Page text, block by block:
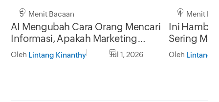
5 Menit Bacaan
AI Mengubah Cara Orang Mencari
Informasi, Apakah Marketing
Funnel Anda Masih Relevan?
Oleh Lintang Kinanthy Jul 1, 2026
4 Menit
Ini
Sering
Oleh Lintang